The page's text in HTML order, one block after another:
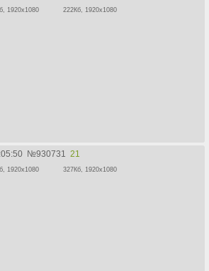
1920x1080 222Кб, 1920x1080
№930731 21
1920x1080 327Кб, 1920x1080